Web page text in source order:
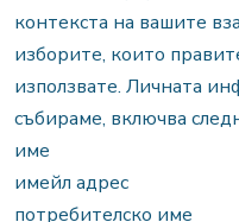
контекста на вашите
изборите, които
използвате. Личната
събираме, включва
име
имейл адрес
потребителско име